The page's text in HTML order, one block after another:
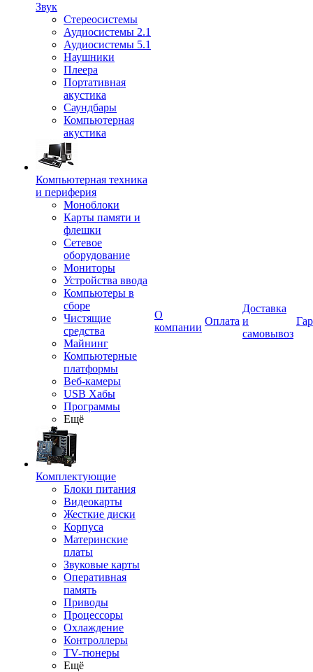
Звук
Стереосистемы
Аудиосистемы 2.1
Аудиосистемы 5.1
Наушники
Плеера
Портативная
акустика
Саундбары
Компьютерная
акустика
Компьютерная техника
и периферия
Моноблоки
Карты памяти и
флешки
Сетевое
оборудование
Мониторы
Устройства ввода
Компьютеры в
сборе
Чистящие
средства
Майнинг
Компьютерные
платформы
Веб-камеры
USB Хабы
Программы
Ещё
Комплектующие
Блоки питания
Видеокарты
Жесткие диски
Корпуса
Материнские
платы
Звуковые карты
Оперативная
память
Приводы
Процессоры
Охлаждение
Контроллеры
TV-тюнеры
Ещё
О
компании
Оплата
Доставка
и
самовывоз